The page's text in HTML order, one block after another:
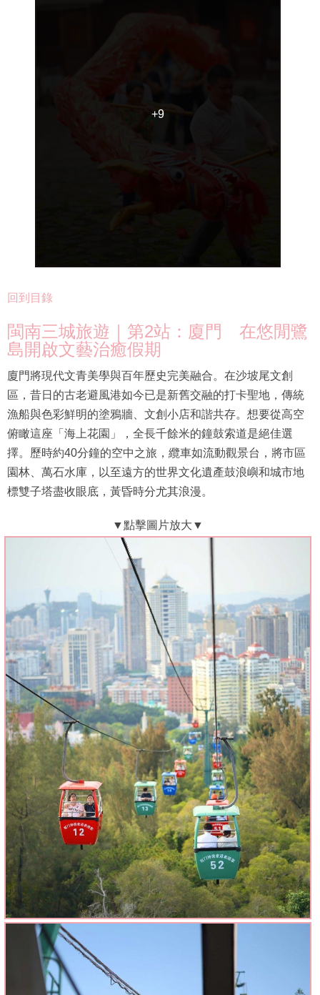
+9
+9
回到目錄
閩南三城旅遊｜第2站：廈門 在悠閒鷺
島開啟文藝治癒假期
廈門將現代文青美學與百年歷史完美融合。在沙坡尾文創
區，昔日的古老避風港如今已是新舊交融的打卡聖地，傳統
漁船與色彩鮮明的塗鴉牆、文創小店和諧共存。想要從高空
俯瞰這座「海上花園」，全長千餘米的鐘鼓索道是絕佳選
擇。歷時約40分鐘的空中之旅，纜車如流動觀景台，將市區
園林、萬石水庫，以至遠方的世界文化遺產鼓浪嶼和城市地
標雙子塔盡收眼底，黃昏時分尤其浪漫。